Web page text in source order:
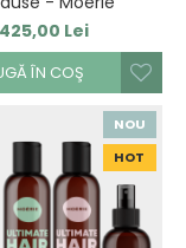
425,00 Lei
ÎN COŞ
NOU
HOT